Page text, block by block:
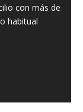
con más de
habitual